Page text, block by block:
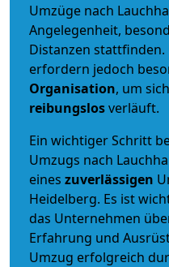
Umzüge nach
Angelegenheit,
Distanzen
erfordern jedoch
Organisation, um
reibungslosverläuft.
Ein wichtiger Schritt
Umzugs nach
eines zuverlässigen
Heidelberg. Es ist
das Unternehmen
Erfahrung und
Umzug erfolgreich